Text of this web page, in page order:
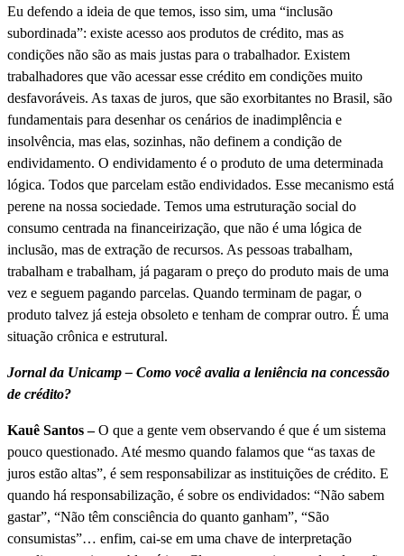
Eu defendo a ideia de que temos, isso sim, uma “inclusão
subordinada”: existe acesso aos produtos de crédito, mas as
condições não são as mais justas para o trabalhador. Existem
trabalhadores que vão acessar esse crédito em condições muito
desfavoráveis. As taxas de juros, que são exorbitantes no Brasil, são
fundamentais para desenhar os cenários de inadimplência e
insolvência, mas elas, sozinhas, não definem a condição de
endividamento. O endividamento é o produto de uma determinada
lógica. Todos que parcelam estão endividados. Esse mecanismo está
perene na nossa sociedade. Temos uma estruturação social do
consumo centrada na financeirização, que não é uma lógica de
inclusão, mas de extração de recursos. As pessoas trabalham,
trabalham e trabalham, já pagaram o preço do produto mais de uma
vez e seguem pagando parcelas. Quando terminam de pagar, o
produto talvez já esteja obsoleto e tenham de comprar outro. É uma
situação crônica e estrutural.
Jornal da Unicamp – Como você avalia a leniência na concessão
de crédito?
Kauê Santos –O que a gente vem observando é que é um sistema
pouco questionado. Até mesmo quando falamos que “as taxas de
juros estão altas”, é sem responsabilizar as instituições de crédito. E
quando há responsabilização, é sobre os endividados: “Não sabem
gastar”, “Não têm consciência do quanto ganham”, “São
consumistas”… enfim, cai-se em uma chave de interpretação